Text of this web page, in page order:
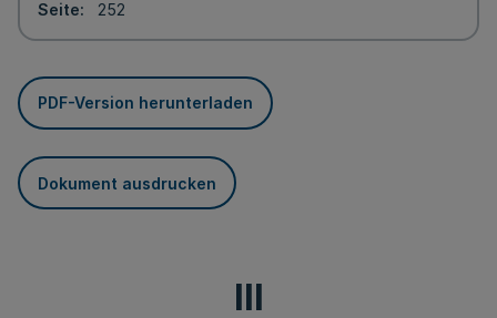
Seite
252
PDF-Version herunterladen
Dokument ausdrucken
III